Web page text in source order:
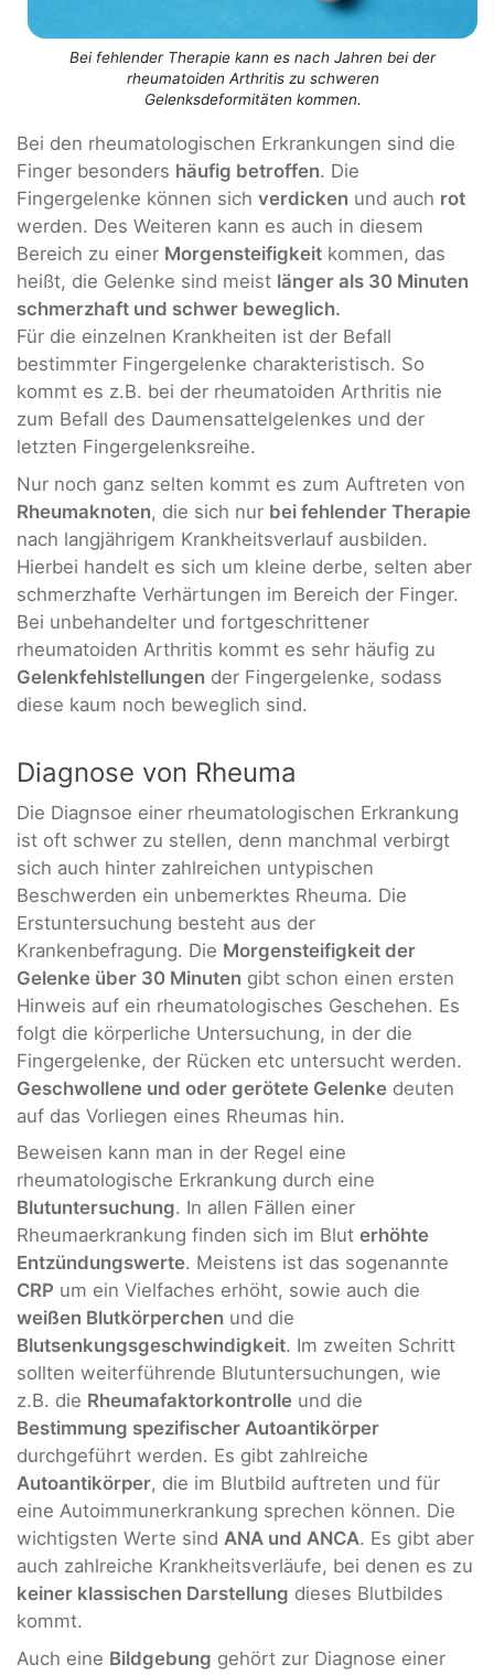
Bei fehlender Therapie kann es nach Jahren bei der
rheumatoiden Arthritis zu schweren
Gelenksdeformitäten kommen.
Bei den rheumatologischen Erkrankungen sind die
Finger besonders häufig betroffen. Die
Fingergelenke können sich verdicken und auch rot
werden. Des Weiteren kann es auch in diesem
Bereich zu einer Morgensteifigkeit kommen, das
heißt, die Gelenke sind meist länger als 30 Minuten
schmerzhaft und schwer beweglich.
Für die einzelnen Krankheiten ist der Befall
bestimmter Fingergelenke charakteristisch. So
kommt es z.B. bei der rheumatoiden Arthritis nie
zum Befall des Daumensattelgelenkes und der
letzten Fingergelenksreihe.
Nur noch ganz selten kommt es zum Auftreten von
Rheumaknoten, die sich nur bei fehlender Therapie
nach langjährigem Krankheitsverlauf ausbilden.
Hierbei handelt es sich um kleine derbe, selten aber
schmerzhafte Verhärtungen im Bereich der Finger.
Bei unbehandelter und fortgeschrittener
rheumatoiden Arthritis kommt es sehr häufig zu
Gelenkfehlstellungen der Fingergelenke, sodass
diese kaum noch beweglich sind.
Diagnose von Rheuma
Die Diagnsoe einer rheumatologischen Erkrankung
ist oft schwer zu stellen, denn manchmal verbirgt
sich auch hinter zahlreichen untypischen
Beschwerden ein unbemerktes Rheuma. Die
Erstuntersuchung besteht aus der
Krankenbefragung. Die Morgensteifigkeit der
Gelenke über 30 Minuten gibt schon einen ersten
Hinweis auf ein rheumatologisches Geschehen. Es
folgt die körperliche Untersuchung, in der die
Fingergelenke, der Rücken etc untersucht werden.
Geschwollene und oder gerötete Gelenke deuten
auf das Vorliegen eines Rheumas hin.
Beweisen kann man in der Regel eine
rheumatologische Erkrankung durch eine
Blutuntersuchung. In allen Fällen einer
Rheumaerkrankung finden sich im Blut erhöhte
Entzündungswerte. Meistens ist das sogenannte
CRP um ein Vielfaches erhöht, sowie auch die
weißen Blutkörperchen und die
Blutsenkungsgeschwindigkeit. Im zweiten Schritt
sollten weiterführende Blutuntersuchungen, wie
z.B. die Rheumafaktorkontrolle und die
Bestimmung spezifischer Autoantikörper
durchgeführt werden. Es gibt zahlreiche
Autoantikörper, die im Blutbild auftreten und für
eine Autoimmunerkrankung sprechen können. Die
wichtigsten Werte sind ANA und ANCA. Es gibt aber
auch zahlreiche Krankheitsverläufe, bei denen es zu
keiner klassischen Darstellung dieses Blutbildes
kommt.
Auch eine Bildgebung gehört zur Diagnose einer